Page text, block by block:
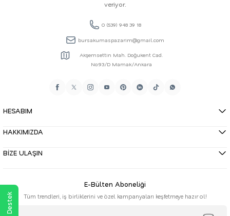
veriyor.
0 (539) 948 39 18
bursakumaspazarim@gmail.com
Akşemsettin Mah. Doğukent Cad.
No:93/D Mamak/Ankara
HESABIM
HAKKIMIZDA
BİZE ULAŞIN
E-Bülten Aboneliği
Tüm trendleri, iş birliklerini ve özel kampanyaları keşfetmeye hazır ol!